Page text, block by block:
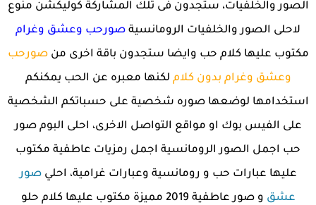
الصور والخلفيات، ستجدون فى تلك المشاركة كوليكشن منوع
لاحلى الصور والخلفيات الرومانسية صورحب وعشق وغرام
مكتوب عليها كلام حب وايضا ستجدون باقة اخرى منصورحب
وعشق وغرام بدون كلام لكنها معبره عن الحب يمكنكم
استخدامها لوضعها صوره شخصية على حسباتكم الشخصية
على الفيس بوك او مواقع التواصل الاخرى، احلى البوم صور
حب اجمل الصور الرومانسية اجمل رمزيات عاطفية مكتوب
عليها عبارات حب و رومانسية وعبارات غرامية، احليصور
عشق
و صور عاطفية 2019 مميزة مكتوب عليها كلام حلو